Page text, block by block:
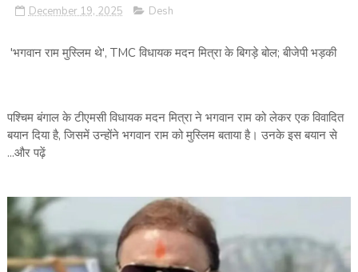
December 19, 2025 Desh
'भगवान राम मुस्लिम थे', TMC विधायक मदन मित्रा के बिगड़े बोल; बीजेपी भड़की
पश्चिम बंगाल के टीएमसी विधायक मदन मित्रा ने भगवान राम को लेकर एक विवादित
बयान दिया है, जिसमें उन्होंने भगवान राम को मुस्लिम बताया है। उनके इस बयान से
...और पढ़ें